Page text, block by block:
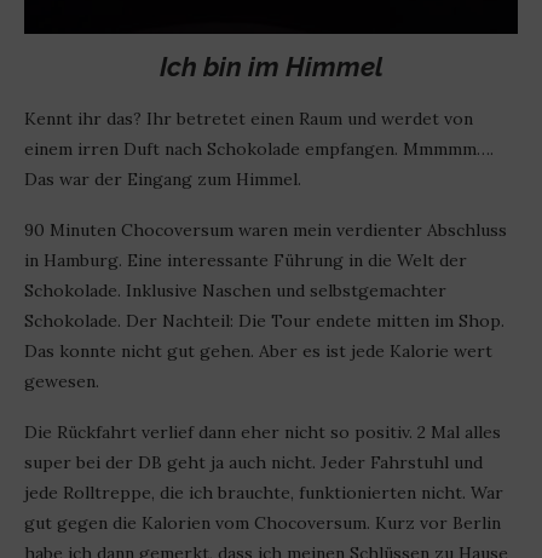
Ich bin im Himmel
Kennt ihr das? Ihr betretet einen Raum und werdet von
einem irren Duft nach Schokolade empfangen. Mmmmm….
Das war der Eingang zum Himmel.
90 Minuten Chocoversum waren mein verdienter Abschluss
in Hamburg. Eine interessante Führung in die Welt der
Schokolade. Inklusive Naschen und selbstgemachter
Schokolade. Der Nachteil: Die Tour endete mitten im Shop.
Das konnte nicht gut gehen. Aber es ist jede Kalorie wert
gewesen.
Die Rückfahrt verlief dann eher nicht so positiv. 2 Mal alles
super bei der DB geht ja auch nicht. Jeder Fahrstuhl und
jede Rolltreppe, die ich brauchte, funktionierten nicht. War
gut gegen die Kalorien vom Chocoversum. Kurz vor Berlin